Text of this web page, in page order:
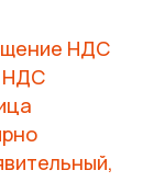
НДС
НДС